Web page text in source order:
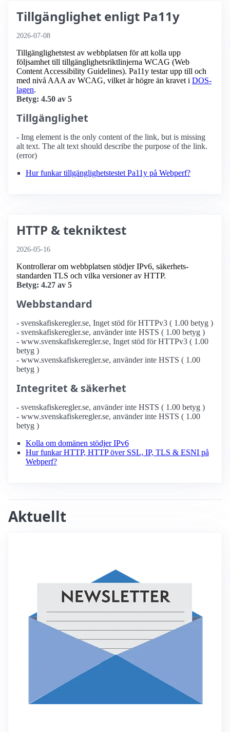
Tillgänglighet enligt Pa11y
2026-07-08
Tillgänglighetstest av webbplatsen för att kolla upp
följsamhet till tillgänglighets­riktlinjerna WCAG (Web
Content Accessibility Guidelines). Pa11y testar upp till och
med nivå AAA av WCAG, vilket är högre än kravet i DOS-
lagen.
Betyg: 4.50 av 5
Tillgänglighet
- Img element is the only content of the link, but is missing
alt text. The alt text should describe the purpose of the link.
(error)
Hur funkar tillgänglighetstestet Pa11y på Webperf?
HTTP & tekniktest
2026-05-16
Kontrollerar om webbplatsen stödjer IPv6, säkerhets­
standarden TLS och vilka versioner av HTTP.
Betyg: 4.27 av 5
Webbstandard
- svenskafiskeregler.se, Inget stöd för HTTPv3 ( 1.00 betyg )
- svenskafiskeregler.se, använder inte HSTS ( 1.00 betyg )
- www.svenskafiskeregler.se, Inget stöd för HTTPv3 ( 1.00
betyg )
- www.svenskafiskeregler.se, använder inte HSTS ( 1.00
betyg )
Integritet & säkerhet
- svenskafiskeregler.se, använder inte HSTS ( 1.00 betyg )
- www.svenskafiskeregler.se, använder inte HSTS ( 1.00
betyg )
Kolla om domänen stödjer IPv6
Hur funkar HTTP, HTTP över SSL, IP, TLS & ESNI på
Webperf?
Aktuellt